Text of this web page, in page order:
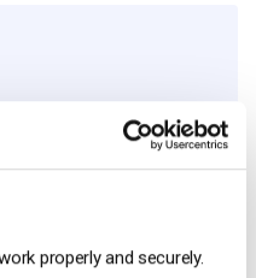
properly and securely.